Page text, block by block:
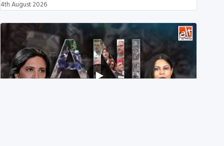
4th August 2026